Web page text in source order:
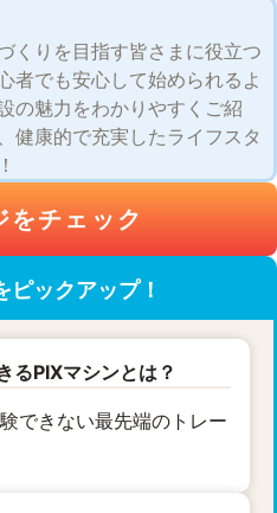
くりを目指す皆さまに役立つ
者でも安心して始められるよ
の魅力をわかりやすくご紹
健康的で充実したライフスタ
をチェック
ピックアップ！
るPIXマシンとは？
できない最先端のトレー